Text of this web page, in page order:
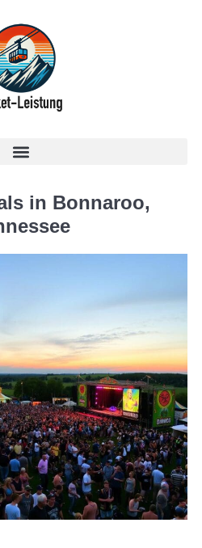
in Bonnaroo,